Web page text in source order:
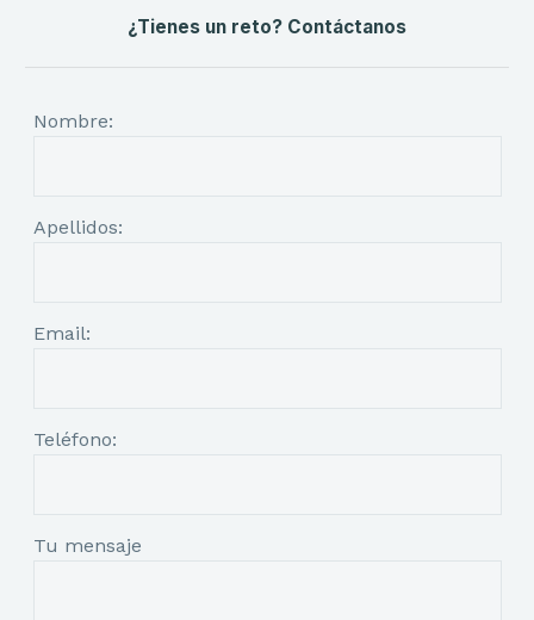
¿Tienes un reto? Contáctanos
Nombre:
Apellidos:
Email:
Teléfono:
Tu mensaje